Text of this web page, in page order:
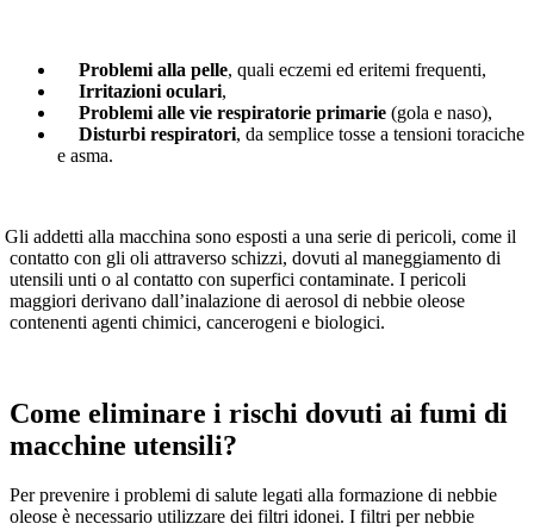
Problemi alla pelle, quali eczemi ed eritemi frequenti,
Irritazioni oculari,
Problemi alle vie respiratorie primarie (gola e naso),
Disturbi respiratori, da semplice tosse a tensioni toraciche
e asma.
addetti alla macchina sono esposti a una serie di pericoli, come il
contatto con gli oli attraverso schizzi, dovuti al maneggiamento di
utensili unti o al contatto con superfici contaminate. I pericoli
maggiori derivano dall’inalazione di aerosol di nebbie oleose
contenenti agenti chimici, cancerogeni e biologici.
Come eliminare i rischi dovuti ai fumi di
macchine utensili?
Per prevenire i problemi di salute legati alla formazione di nebbie
oleose è necessario utilizzare dei filtri idonei. I filtri per nebbie